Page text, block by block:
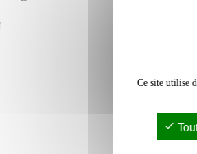
Ce site utilise